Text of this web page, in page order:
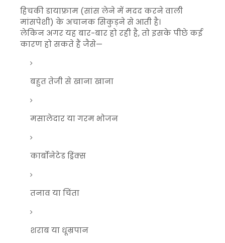
हिचकी डायाफ्राम (सांस लेने में मदद करने वाली
मांसपेशी) के अचानक सिकुड़ने से आती है।
लेकिन अगर यह बार-बार हो रही है, तो इसके पीछे कई
कारण हो सकते हैं जैसे—
बहुत तेजी से खाना खाना
मसालेदार या गरम भोजन
कार्बोनेटेड ड्रिंक्स
तनाव या चिंता
शराब या धूम्रपान